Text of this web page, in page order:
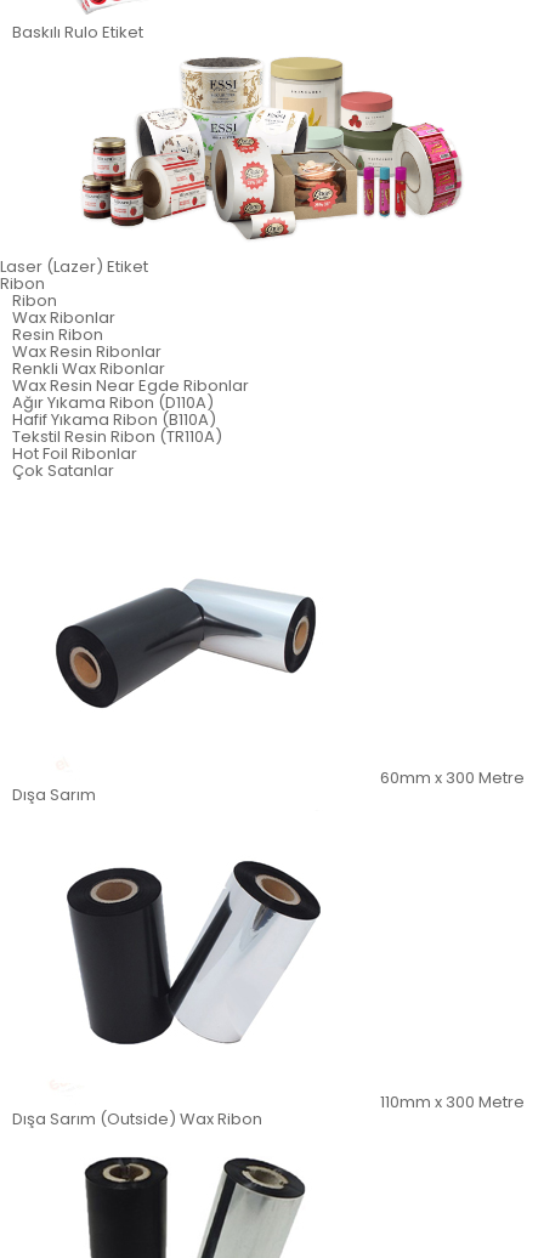
Baskılı Rulo Etiket
Laser (Lazer) Etiket
Ribon
Ribon
Wax Ribonlar
Resin Ribon
Wax Resin Ribonlar
Renkli Wax Ribonlar
Wax Resin Near Egde Ribonlar
Ağır Yıkama Ribon (D110A)
Hafif Yıkama Ribon (B110A)
Tekstil Resin Ribon (TR110A)
Hot Foil Ribonlar
Çok Satanlar
60mm x 300 Metre
Dışa Sarım
110mm x 300 Metre
Dışa Sarım (Outside) Wax Ribon